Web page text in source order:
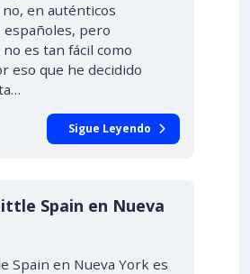
en auténticos
pero
es tan fácil como
eso que he decidido
Sigue Leyendo
Spain en Nueva
Spain en Nueva York es